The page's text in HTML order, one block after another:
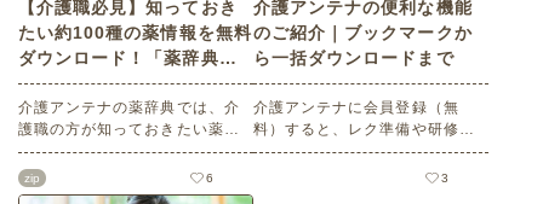
【介護職必見】知っておき
たい約100種の薬情報を無料
ダウンロード！「薬辞典」
で薬の基礎知識を学ぼう
介護アンテナの薬辞典では、介
護職の方が知っておきたい薬の
知識（効能効果、副作用、併用
注意点など）を詳しく解説。約1
00種類の情報を無料でダウンロ
zip 6
介護アンテナの便利な機能
のご紹介｜ブックマークか
ら一括ダウンロードまで
介護アンテナに会員登録（無
料）すると、レク準備や研修資
料の収集がぐっと楽になる便利
機能が使えるようになります。
3